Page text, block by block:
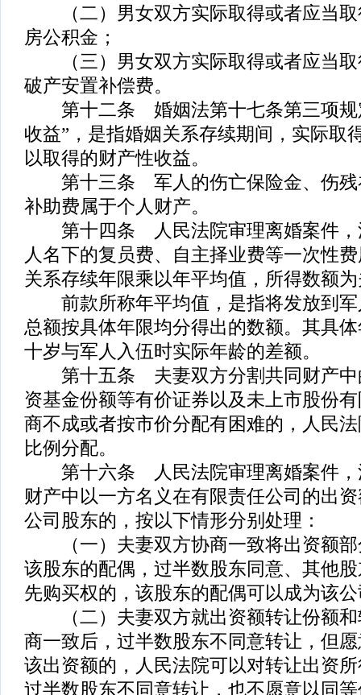
（二）男女双方实际取得或者应当取
房公积金；
（三）男女双方实际取得或者应当取
破产安置补偿费。
第十二条 婚姻法第十七条第三项规
收益”，是指婚姻关系存续期间，实际取
以取得的财产性收益。
第十三条 军人的伤亡保险金、伤残
补助费属于个人财产。
第十四条 人民法院审理离婚案件，
人名下的复员费、自主择业费等一次性
关系存续年限乘以年平均值，所得数额
前款所称年平均值，是指将发放到军
总额按具体年限均分得出的数额。其具
十岁与军人入伍时实际年龄的差额。
第十五条 夫妻双方分割共同财产中
资基金份额等有价证券以及未上市股份
商不成或者按市价分配有困难的，人民
比例分配。
第十六条 人民法院审理离婚案件，
财产中以一方名义在有限责任公司的出
公司股东的，按以下情形分别处理：
（一）夫妻双方协商一致将出资额部
该股东的配偶，过半数股东同意、其他
先购买权的，该股东的配偶可以成为该
（二）夫妻双方就出资额转让份额和
商一致后，过半数股东不同意转让，但
该出资额的，人民法院可以对转让出资
过半数股东不同意转让，也不愿意以同